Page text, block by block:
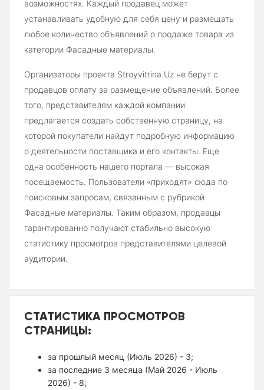
возможностях. Каждый продавец может
устанавливать удобную для себя цену и размещать
любое количество объявлений о продаже товара из
категории Фасадные материалы.
Организаторы проекта Stroyvitrina.Uz не берут с
продавцов оплату за размещение объявлений. Более
того, представителям каждой компании
предлагается создать собственную страницу, на
которой покупатели найдут подробную информацию
о деятельности поставщика и его контакты. Еще
одна особенность нашего портала — высокая
посещаемость. Пользователи «приходят» сюда по
поисковым запросам, связанным с рубрикой
Фасадные материалы. Таким образом, продавцы
гарантированно получают стабильно высокую
статистику просмотров представителями целевой
аудитории.
СТАТИСТИКА ПРОСМОТРОВ
СТРАНИЦЫ:
за прошлый месяц (Июль 2026) - 3;
за последние 3 месяца (Май 2026 - Июль
2026) - 8;